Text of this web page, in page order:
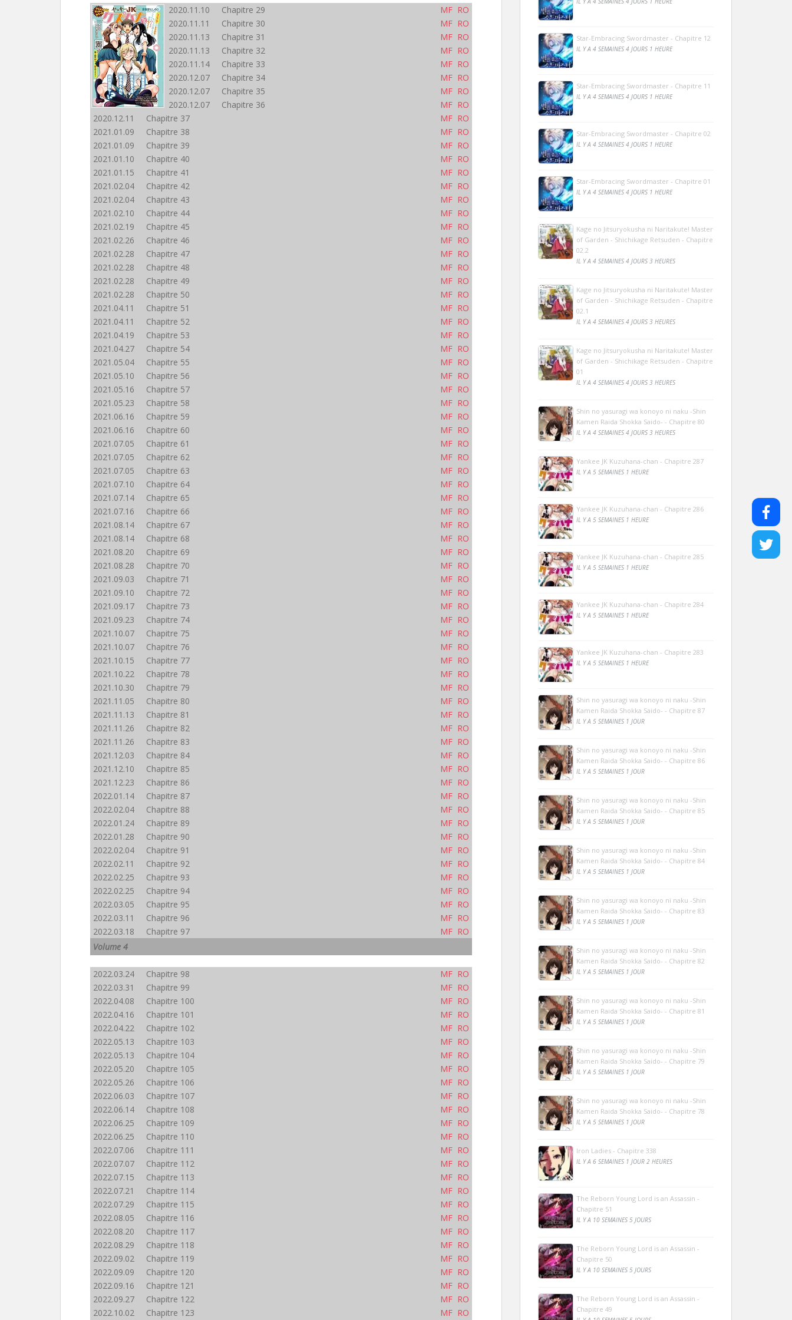
2020.11.10 Chapitre 29 MF RO
2020.11.11 Chapitre 30
MF RO
2020.11.13 Chapitre 31
MF RO
2020.11.13 Chapitre 32
MF RO
2020.11.14 Chapitre 33
MF RO
2020.12.07 Chapitre 34
MF RO
2020.12.07 Chapitre 35
MF RO
2020.12.07 Chapitre 36
MF RO
2020.12.11 Chapitre 37
MF RO
2021.01.09 Chapitre 38
MF RO
2021.01.09 Chapitre 39
MF RO
2021.01.10 Chapitre 40
MF RO
2021.01.15 Chapitre 41
MF RO
2021.02.04 Chapitre 42
MF RO
2021.02.04 Chapitre 43
MF RO
2021.02.10 Chapitre 44
MF RO
2021.02.19 Chapitre 45
MF RO
2021.02.26 Chapitre 46
MF RO
2021.02.28 Chapitre 47
MF RO
2021.02.28 Chapitre 48
MF RO
2021.02.28 Chapitre 49
MF RO
2021.02.28 Chapitre 50
MF RO
2021.04.11 Chapitre 51
MF RO
2021.04.11 Chapitre 52
MF RO
2021.04.19 Chapitre 53
MF RO
2021.04.27 Chapitre 54
MF RO
2021.05.04 Chapitre 55
MF RO
2021.05.10 Chapitre 56
MF RO
2021.05.16 Chapitre 57
MF RO
2021.05.23 Chapitre 58
MF RO
2021.06.16 Chapitre 59
MF RO
2021.06.16 Chapitre 60
MF RO
2021.07.05 Chapitre 61
MF RO
2021.07.05 Chapitre 62
MF RO
2021.07.05 Chapitre 63
MF RO
2021.07.10 Chapitre 64
MF RO
2021.07.14 Chapitre 65
MF RO
2021.07.16 Chapitre 66
MF RO
2021.08.14 Chapitre 67
MF RO
2021.08.14 Chapitre 68
MF RO
2021.08.20 Chapitre 69
MF RO
2021.08.28 Chapitre 70
MF RO
2021.09.03 Chapitre 71
MF RO
2021.09.10 Chapitre 72
MF RO
2021.09.17 Chapitre 73
MF RO
2021.09.23 Chapitre 74
MF RO
2021.10.07 Chapitre 75
MF RO
2021.10.07 Chapitre 76
MF RO
2021.10.15 Chapitre 77
MF RO
2021.10.22 Chapitre 78
MF RO
2021.10.30 Chapitre 79
MF RO
2021.11.05 Chapitre 80
MF RO
2021.11.13 Chapitre 81
MF RO
2021.11.26 Chapitre 82
MF RO
2021.11.26 Chapitre 83
MF RO
2021.12.03 Chapitre 84
MF RO
2021.12.10 Chapitre 85
MF RO
2021.12.23 Chapitre 86
MF RO
2022.01.14 Chapitre 87
MF RO
2022.02.04 Chapitre 88
MF RO
2022.01.24 Chapitre 89
MF RO
2022.01.28 Chapitre 90
MF RO
2022.02.04 Chapitre 91
MF RO
2022.02.11 Chapitre 92
MF RO
2022.02.25 Chapitre 93
MF RO
2022.02.25 Chapitre 94
MF RO
2022.03.05 Chapitre 95
MF RO
2022.03.11 Chapitre 96
MF RO
2022.03.18 Chapitre 97
MF RO
Volume 4
2022.03.24 Chapitre 98 MF RO
2022.03.31 Chapitre 99
MF RO
2022.04.08 Chapitre 100
MF RO
2022.04.16 Chapitre 101
MF RO
2022.04.22 Chapitre 102
MF RO
2022.05.13 Chapitre 103
MF RO
2022.05.13 Chapitre 104
MF RO
2022.05.20 Chapitre 105
MF RO
2022.05.26 Chapitre 106
MF RO
2022.06.03 Chapitre 107
MF RO
2022.06.14 Chapitre 108
MF RO
2022.06.25 Chapitre 109
MF RO
2022.06.25 Chapitre 110
MF RO
2022.07.06 Chapitre 111
MF RO
2022.07.07 Chapitre 112
MF RO
2022.07.15 Chapitre 113
MF RO
2022.07.21 Chapitre 114
MF RO
2022.07.29 Chapitre 115
MF RO
2022.08.05 Chapitre 116
MF RO
2022.08.20 Chapitre 117
MF RO
2022.08.29 Chapitre 118
MF RO
2022.09.02 Chapitre 119
MF RO
2022.09.09 Chapitre 120
MF RO
2022.09.16 Chapitre 121
MF RO
2022.09.27 Chapitre 122
MF RO
2022.10.02 Chapitre 123
MF RO
Star-Embracing Swordmaster - Chapitre 12
IL Y A 4 SEMAINES 4 JOURS 1 HEURE
Star-Embracing Swordmaster - Chapitre 11
IL Y A 4 SEMAINES 4 JOURS 1 HEURE
Star-Embracing Swordmaster - Chapitre 02
IL Y A 4 SEMAINES 4 JOURS 1 HEURE
Star-Embracing Swordmaster - Chapitre 01
IL Y A 4 SEMAINES 4 JOURS 1 HEURE
Kage no Jitsuryokusha ni Naritakute! Master
of Garden - Shichikage Retsuden - Chapitre
02.2
IL Y A 4 SEMAINES 4 JOURS 3 HEURES
Kage no Jitsuryokusha ni Naritakute! Master
of Garden - Shichikage Retsuden - Chapitre
02.1
IL Y A 4 SEMAINES 4 JOURS 3 HEURES
Kage no Jitsuryokusha ni Naritakute! Master
of Garden - Shichikage Retsuden - Chapitre
01
IL Y A 4 SEMAINES 4 JOURS 3 HEURES
Shin no yasuragi wa konoyo ni naku -Shin
Kamen Raida Shokka Saido- - Chapitre 80
IL Y A 4 SEMAINES 4 JOURS 3 HEURES
Yankee JK Kuzuhana-chan - Chapitre 287
IL Y A 5 SEMAINES 1 HEURE
Yankee JK Kuzuhana-chan - Chapitre 286
IL Y A 5 SEMAINES 1 HEURE
Yankee JK Kuzuhana-chan - Chapitre 285
IL Y A 5 SEMAINES 1 HEURE
Yankee JK Kuzuhana-chan - Chapitre 284
IL Y A 5 SEMAINES 1 HEURE
Yankee JK Kuzuhana-chan - Chapitre 283
IL Y A 5 SEMAINES 1 HEURE
Shin no yasuragi wa konoyo ni naku -Shin
Kamen Raida Shokka Saido- - Chapitre 87
IL Y A 5 SEMAINES 1 JOUR
Shin no yasuragi wa konoyo ni naku -Shin
Kamen Raida Shokka Saido- - Chapitre 86
IL Y A 5 SEMAINES 1 JOUR
Shin no yasuragi wa konoyo ni naku -Shin
Kamen Raida Shokka Saido- - Chapitre 85
IL Y A 5 SEMAINES 1 JOUR
Shin no yasuragi wa konoyo ni naku -Shin
Kamen Raida Shokka Saido- - Chapitre 84
IL Y A 5 SEMAINES 1 JOUR
Shin no yasuragi wa konoyo ni naku -Shin
Kamen Raida Shokka Saido- - Chapitre 83
IL Y A 5 SEMAINES 1 JOUR
Shin no yasuragi wa konoyo ni naku -Shin
Kamen Raida Shokka Saido- - Chapitre 82
IL Y A 5 SEMAINES 1 JOUR
Shin no yasuragi wa konoyo ni naku -Shin
Kamen Raida Shokka Saido- - Chapitre 81
IL Y A 5 SEMAINES 1 JOUR
Shin no yasuragi wa konoyo ni naku -Shin
Kamen Raida Shokka Saido- - Chapitre 79
IL Y A 5 SEMAINES 1 JOUR
Shin no yasuragi wa konoyo ni naku -Shin
Kamen Raida Shokka Saido- - Chapitre 78
IL Y A 5 SEMAINES 1 JOUR
Iron Ladies - Chapitre 338
IL Y A 6 SEMAINES 1 JOUR 2 HEURES
The Reborn Young Lord is an Assassin -
Chapitre 51
IL Y A 10 SEMAINES 5 JOURS
The Reborn Young Lord is an Assassin -
Chapitre 50
IL Y A 10 SEMAINES 5 JOURS
The Reborn Young Lord is an Assassin -
Chapitre 49